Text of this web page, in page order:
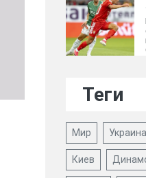
Теги
Мир Украина
Киев